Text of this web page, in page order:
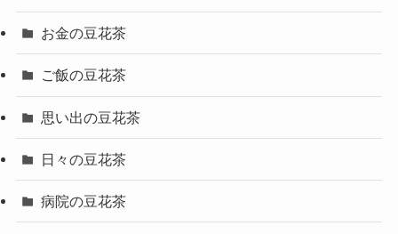
お金の豆花茶
ご飯の豆花茶
思い出の豆花茶
日々の豆花茶
病院の豆花茶